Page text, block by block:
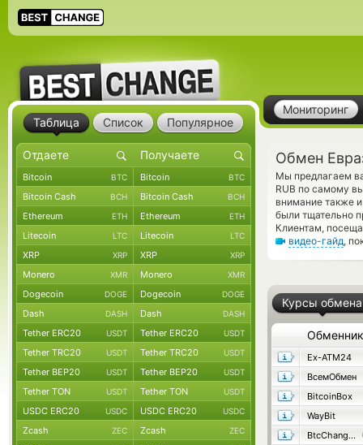
Мониторинг
Обмен
Мы предлагаем
RUB по самому
внимание также
были тщательно
Клиентам,
видео-гайд,
Курсы обмена
Обменник
Ex-ATM24
ВсемОбмен
BitcoinBox
WayBit
BtcChange24
Таблица Список Популярное
Bitcoin BTC Bitcoin BTC
Bitcoin Cash BCH Bitcoin Cash BCH
Ethereum ETH Ethereum ETH
Litecoin LTC Litecoin LTC
XRP XRP XRP XRP
Monero XMR Monero XMR
Dogecoin DOGE Dogecoin DOGE
Dash DASH Dash DASH
Tether ERC20 USDT Tether ERC20 USDT
Tether TRC20 USDT Tether TRC20 USDT
Tether BEP20 USDT Tether BEP20 USDT
Tether TON USDT Tether TON USDT
USDC ERC20 USDC USDC ERC20 USDC
Zcash ZEC Zcash ZEC